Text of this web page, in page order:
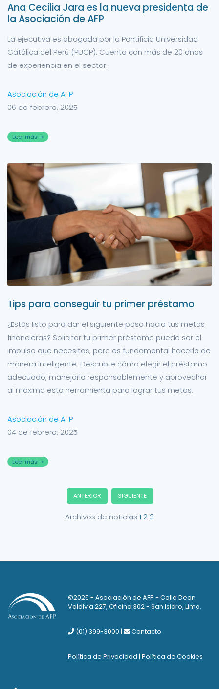
Ana Cecilia Jara es la nueva presidenta de
la Asociación de AFP
La ejecutiva es abogada por la Pontificia Universidad
Católica del Perú (PUCP). Cuenta con más de 20 años
de experiencia en el sector.
Asociación de AFP
06 de febrero, 2025
Leer más ⇢
Tips para conseguir tu primer préstamo
¿Estás listo para dar el siguiente paso hacia tus metas
financieras? Solicitar tu primer préstamo puede ser el
impulso que necesitas, pero es fundamental hacerlo de
manera inteligente. Descubre cómo elegir el préstamo
adecuado, manejarlo responsablemente y aprovechar
al máximo esta herramienta para lograr tus metas.
Asociación de AFP
04 de febrero, 2025
Leer más ⇢
ANTERIOR SIGUIENTE
Archivos de noticias 1 2 3
©2025 - Asociación de AFP - Calle Dean
Valdivia 227, Oficina 302 - San Isidro, Lima.
(01) 399-3000 | Contacto
Política de Privacidad | Política de Cookies